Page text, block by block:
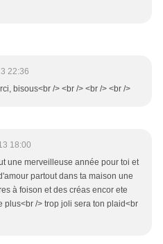
22:36
bisous<br /> <br /> <br /> <br />
18:00
une merveilleuse année pour toi et
partout dans ta maison une
à foison et des créas encor ete
plus<br /> trop joli sera ton plaid<br